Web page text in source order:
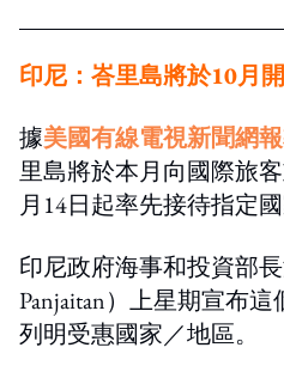
印尼：峇里島將於10月
據美國有線電視新聞網
里島將於本月向國際旅
月14日起率先接待指定國
印尼政府海事和投資部
Panjaitan）上星期宣布
列明受惠國家／地區。